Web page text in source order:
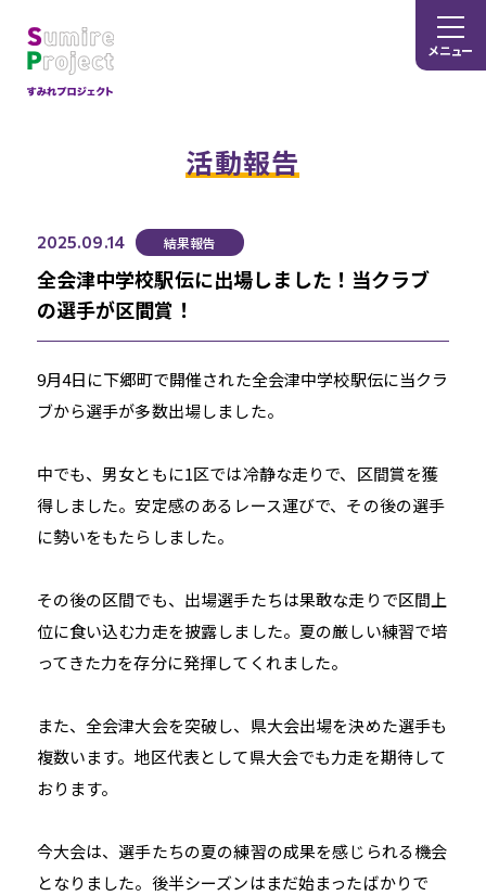
メニュー
活動報告
2025.09.14 結果報告
全会津中学校駅伝に出場しました！当クラブ
の選手が区間賞！
9月4日に下郷町で開催された全会津中学校駅伝に当クラ
ブから選手が多数出場しました。
中でも、男女ともに1区では冷静な走りで、区間賞を獲
得しました。安定感のあるレース運びで、その後の選手
に勢いをもたらしました。
その後の区間でも、出場選手たちは果敢な走りで区間上
位に食い込む力走を披露しました。夏の厳しい練習で培
ってきた力を存分に発揮してくれました。
また、全会津大会を突破し、県大会出場を決めた選手も
複数います。地区代表として県大会でも力走を期待して
おります。
今大会は、選手たちの夏の練習の成果を感じられる機会
となりました。後半シーズンはまだ始まったばかりで